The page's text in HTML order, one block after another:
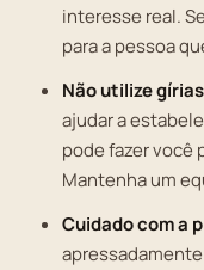
interesse real.
para a pessoa
Não utilize
ajudar a
pode fazer você
Mantenha um
Cuidado com a